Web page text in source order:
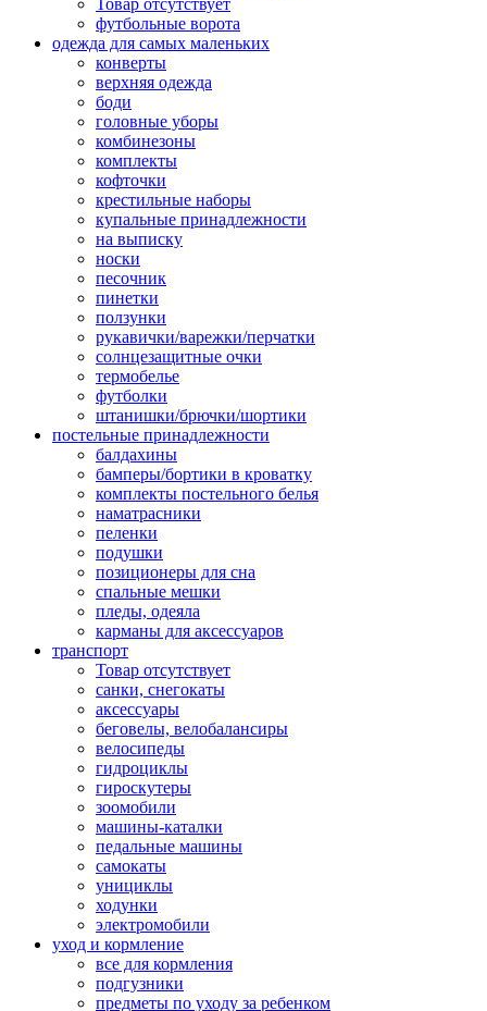
Товар отсутствует
футбольные ворота
одежда для самых маленьких
конверты
верхняя одежда
боди
головные уборы
комбинезоны
комплекты
кофточки
крестильные наборы
купальные принадлежности
на выписку
носки
песочник
пинетки
ползунки
рукавички/варежки/перчатки
солнцезащитные очки
термобелье
футболки
штанишки/брючки/шортики
постельные принадлежности
балдахины
бамперы/бортики в кроватку
комплекты постельного белья
наматрасники
пеленки
подушки
позиционеры для сна
спальные мешки
пледы, одеяла
карманы для аксеcсуаров
транспорт
Товар отсутствует
санки, снегокаты
аксессуары
беговелы, велобалансиры
велосипеды
гидроциклы
гироскутеры
зоомобили
машины-каталки
педальные машины
самокаты
унициклы
ходунки
электромобили
уход и кормление
все для кормления
подгузники
предметы по уходу за ребенком